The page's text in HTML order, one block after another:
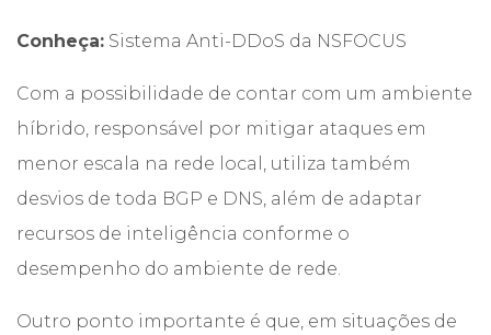
Conheça: Sistema Anti-DDoS da NSFOCUS
Com a possibilidade de contar com um ambiente
híbrido, responsável por mitigar ataques em
menor escala na rede local, utiliza também
desvios de toda BGP e DNS, além de adaptar
recursos de inteligência conforme o
desempenho do ambiente de rede.
Outro ponto importante é que, em situações de